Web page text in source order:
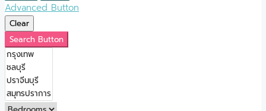
Advanced Button
Clear
Search Button